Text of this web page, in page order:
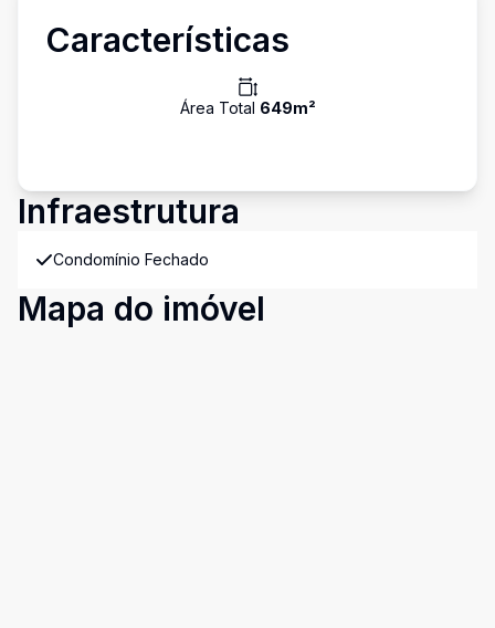
Características
Área Total 649m²
Infraestrutura
Condomínio Fechado
Mapa do imóvel